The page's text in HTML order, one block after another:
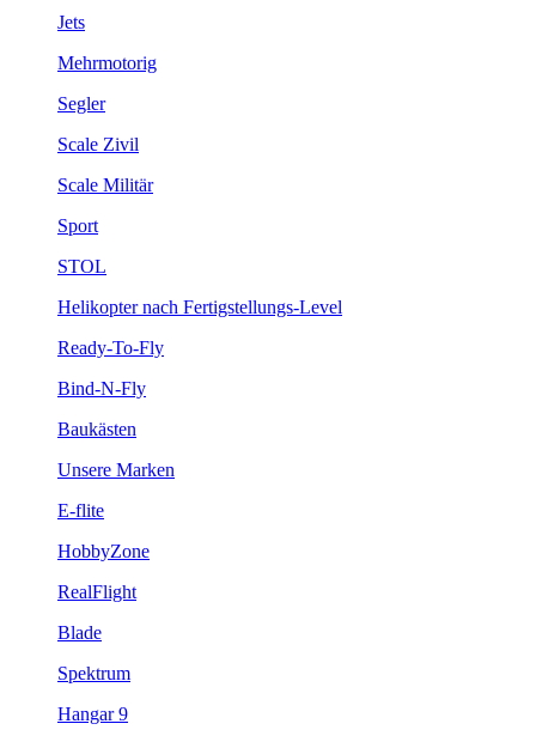
Jets
Mehrmotorig
Segler
Scale Zivil
Scale Militär
Sport
STOL
Helikopter nach Fertigstellungs-Level
Ready-To-Fly
Bind-N-Fly
Baukästen
Unsere Marken
E-flite
HobbyZone
RealFlight
Blade
Spektrum
Hangar 9